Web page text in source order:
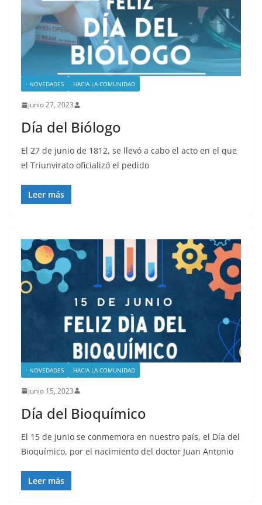
· NOVEDADES HACIA LA COMUNIDAD
junio 27, 2023
Día del Biólogo
El 27 de junio de 1812, se llevó a cabo el acto en el que
el Triunvirato oficializó el pedido
Leer más
· NOVEDADES HACIA LA COMUNIDAD
junio 15, 2023
Día del Bioquímico
El 15 de junio se conmemora en nuestro país, el Día del
Bioquímico, por el nacimiento del doctor Juan Antonio
Leer más